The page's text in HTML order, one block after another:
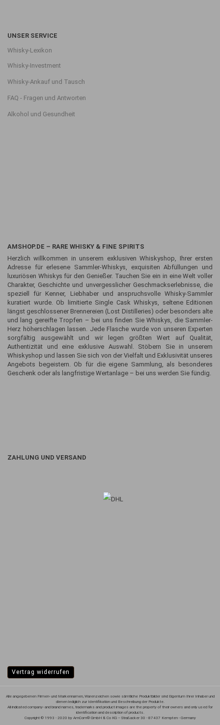
UNSER SERVICE
Whisky-Lexikon
Whisky-Investment
Whisky-Ankauf und Tausch
FAQ - Fragen und Antworten
Alkohol und Gesundheit
AMSHOP.DE – RARE WHISKY & FINE SPIRITS
Herzlich willkommen in unserem exklusiven Whiskyshop, Ihrer ersten
Adresse für erlesene Sammler-Whiskys, exquisiten Abfüllungen und
luxuriösen Whiskys für den Genießer. Tauchen Sie ein in eine Welt voller
Charakter, Geschichte und unvergesslicher Geschmackserlebnisse, die
speziell für Kenner, Liebhaber und anspruchsvolle Whisky-Sammler
kuratiert wurde. Ob limitierte Single Cask Whiskys, seltene Editionen
längst geschlossener Brennereien (Lost Distilleries) oder besonders alte
und lang gereifte Tropfen – bei uns finden Sie Whiskys, die Sammler-
Herz höherschlagen lassen. Jede Flasche wurde von unseren Experten
sorgfältig ausgewählt und wir legen größten Wert auf Qualität,
Authentizität und eine exklusive Auswahl. Stöbern Sie in unserem
Whiskyshop und lassen Sie sich von der Vielfalt und Exklusivität unseres
Angebots begeistern. Ob für die eigene Sammlung, als besonderes
Geschenk oder als langfristige Wertanlage – bei uns werden Sie fündig.
ZAHLUNG UND VERSAND
Vertrag widerrufen
Alle angegebenen Firmen- und Markennamen, Warenzeichen sowie sämtliche Produktbilder sind Eigentum Ihrer Inhaber und
dienen lediglich zur Identifikation und Beschreibung der Produkte.
All indicated company- and brand names, trademarks and product images are the property of their owners and only used for
identification and description of products.
Copyright © 1993 - 2020 by AmCom® GmbH & Co KG – Straßacker 30 - 87437 Kempten - Germany